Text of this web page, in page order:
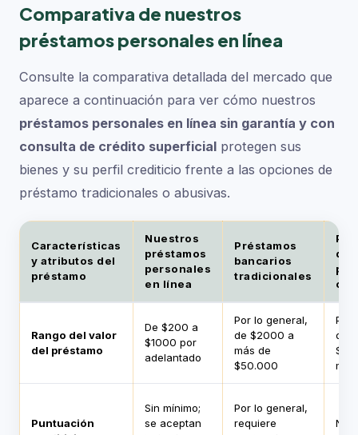
Comparativa de nuestros
préstamos personales en línea
Consulte la comparativa detallada del mercado que
aparece a continuación para ver cómo nuestros
préstamos personales en línea sin garantía y con
consulta de crédito superficial protegen sus
bienes y su perfil crediticio frente a las opciones de
préstamo tradicionales o abusivas.
Características
y atributos del
préstamo
Nuestros
préstamos
personales
en línea
Préstamos
bancarios
tradicionales
de
Rango del valor
del préstamo
De $200 a
$1000 por
adelantado
Por lo general,
de $2000 a
más de
$50.000
Por
de
Puntuación
Sin mínimo;
se aceptan
Por lo general,
requiere
No